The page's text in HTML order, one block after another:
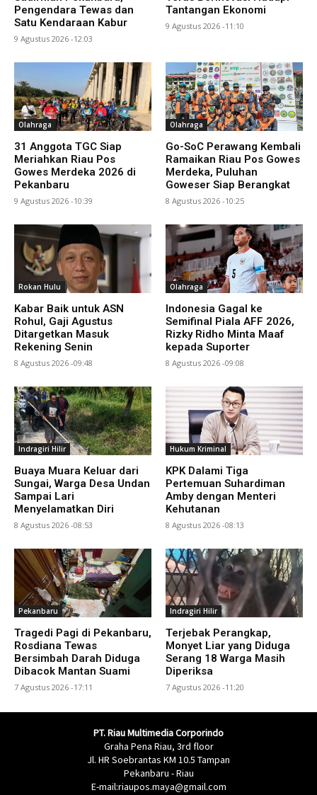
Pengendara Tewas dan
Satu Kendaraan Kabur
9 Agustus 2026 -12:03
Tantangan Ekonomi
9 Agustus 2026 -11:10
Olahraga
31 Anggota TGC Siap
Meriahkan Riau Pos
Gowes Merdeka 2026 di
Pekanbaru
9 Agustus 2026 -10:39
Olahraga
Go-SoC Perawang Kembali
Ramaikan Riau Pos Gowes
Merdeka, Puluhan
Goweser Siap Berangkat
8 Agustus 2026 -10:25
Rokan Hulu
Kabar Baik untuk ASN
Rohul, Gaji Agustus
Ditargetkan Masuk
Rekening Senin
8 Agustus 2026 -09:48
Olahraga
Indonesia Gagal ke
Semifinal Piala AFF 2026,
Rizky Ridho Minta Maaf
kepada Suporter
8 Agustus 2026 -09:08
Indragiri Hilir
Buaya Muara Keluar dari
Sungai, Warga Desa Undan
Sampai Lari
Menyelamatkan Diri
8 Agustus 2026 -08:53
Hukum Kriminal
KPK Dalami Tiga
Pertemuan Suhardiman
Amby dengan Menteri
Kehutanan
8 Agustus 2026 -08:13
Pekanbaru
Tragedi Pagi di Pekanbaru,
Rosdiana Tewas
Bersimbah Darah Diduga
Dibacok Mantan Suami
7 Agustus 2026 -17:11
Indragiri Hilir
Terjebak Perangkap,
Monyet Liar yang Diduga
Serang 18 Warga Masih
Diperiksa
7 Agustus 2026 -11:20
PT. Riau Multimedia Corporindo
Graha Pena Riau, 3rd floor
Jl. HR Soebrantas KM 10.5 Tampan
Pekanbaru - Riau
E-mail:riaupos.maya@gmail.com